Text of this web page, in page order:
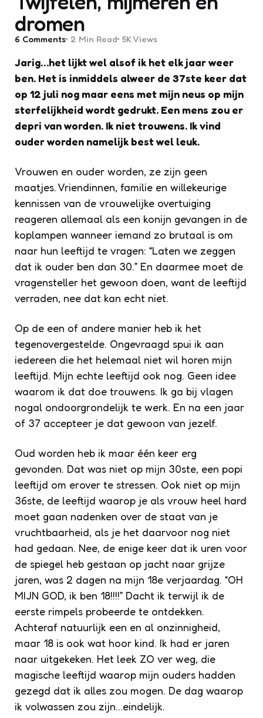
dromen
6 Comments 2 Min Read 5K Views
Jarig…het lijkt wel alsof ik het elk jaar weer
ben. Het is inmiddels alweer de 37ste keer dat
op 12 juli nog maar eens met mijn neus op mijn
sterfelijkheid wordt gedrukt. Een mens zou er
depri van worden. Ik niet trouwens. Ik vind
ouder worden namelijk best wel leuk.
Vrouwen en ouder worden, ze zijn geen
maatjes. Vriendinnen, familie en willekeurige
kennissen van de vrouwelijke overtuiging
reageren allemaal als een konijn gevangen in de
koplampen wanneer iemand zo brutaal is om
naar hun leeftijd te vragen: “Laten we zeggen
dat ik ouder ben dan 30.” En daarmee moet de
vragensteller het gewoon doen, want de leeftijd
verraden, nee dat kan echt niet.
Op de een of andere manier heb ik het
tegenovergestelde. Ongevraagd spui ik aan
iedereen die het helemaal niet wil horen mijn
leeftijd. Mijn echte leeftijd ook nog. Geen idee
waarom ik dat doe trouwens. Ik ga bij vlagen
nogal ondoorgrondelijk te werk. En na een jaar
of 37 accepteer je dat gewoon van jezelf.
Oud worden heb ik maar één keer erg
gevonden. Dat was niet op mijn 30ste, een popi
leeftijd om erover te stressen. Ook niet op mijn
36ste, de leeftijd waarop je als vrouw heel hard
moet gaan nadenken over de staat van je
vruchtbaarheid, als je het daarvoor nog niet
had gedaan. Nee, de enige keer dat ik uren voor
de spiegel heb gestaan op jacht naar grijze
jaren, was 2 dagen na mijn 18e verjaardag. “OH
MIJN GOD, ik ben 18!!!!” Dacht ik terwijl ik de
eerste rimpels probeerde te ontdekken.
Achteraf natuurlijk een en al onzinnigheid,
maar 18 is ook wat hoor kind. Ik had er jaren
naar uitgekeken. Het leek ZO ver weg, die
magische leeftijd waarop mijn ouders hadden
gezegd dat ik alles zou mogen. De dag waarop
ik volwassen zou zijn…eindelijk.